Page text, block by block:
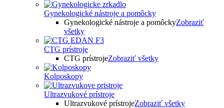
Gynekologické nástroje a pomôcky
Gynekologické nástroje a pomôckyZobraziť
všetky
CTG prístroje
CTG prístrojeZobraziť všetky
Kolposkopy
Ultrazvukové prístroje
Ultrazvukové prístrojeZobraziť všetky